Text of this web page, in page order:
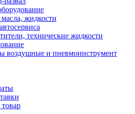
жидкости
технические жидкости
воздушные и пневмоинструмент